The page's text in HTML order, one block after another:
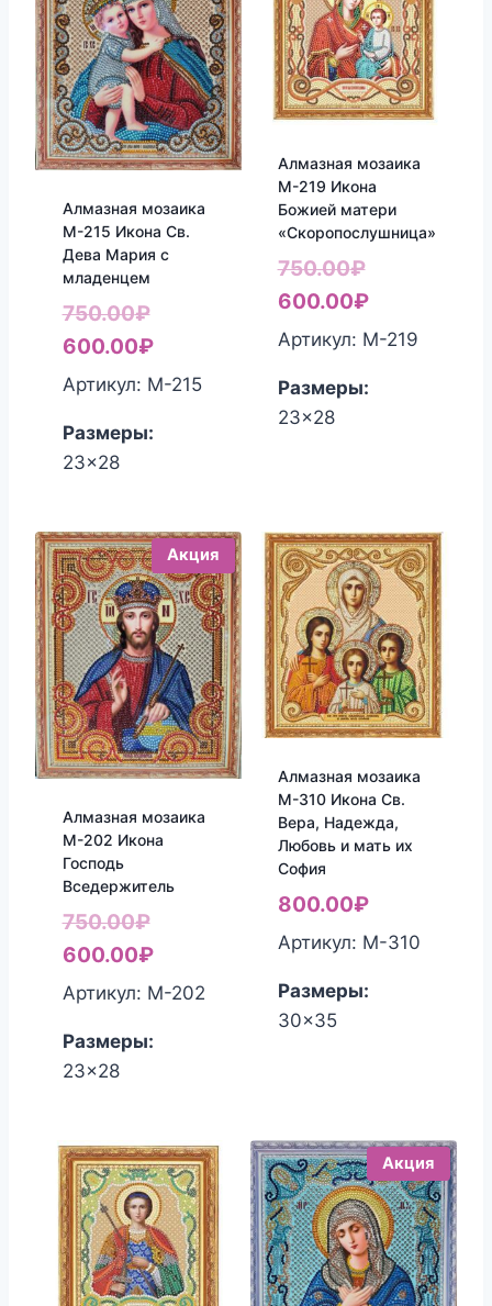
Алмазная мозаика
М-215 Икона Св.
Дева Мария с
младенцем
750.00₽Первоначальная
цена
составляла
600.00₽Текущая
цена:
Артикул: М-215
Размеры:
23x28
Алмазная мозаика
М-219 Икона
Божией матери
«Скоропослушница»
750.00₽
цена
составляла
600.00₽Текущая
цена:
Артикул: М-219
Размеры:
23x28
Акция
Алмазная мозаика
М-202 Икона
Господь
Вседержитель
750.00₽Первоначальная
цена
составляла
600.00₽Текущая
цена:
Артикул: М-202
Размеры:
23x28
Алмазная мозаика
М-310 Икона Св.
Вера, Надежда,
Любовь и мать их
София
800.00₽
Артикул: М-310
Размеры:
30x35
Акция